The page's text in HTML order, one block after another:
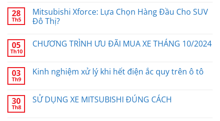
28
Th5
Mitsubishi Xforce: Lựa Chọn Hàng Đầu Cho SUV
Đô Thị?
05
Th10
CHƯƠNG TRÌNH ƯU ĐÃI MUA XE THÁNG 10/2024
03
Th9
Kinh nghiệm xử lý khi hết điện ắc quy trên ô tô
30
Th8
SỬ DỤNG XE MITSUBISHI ĐÚNG CÁCH